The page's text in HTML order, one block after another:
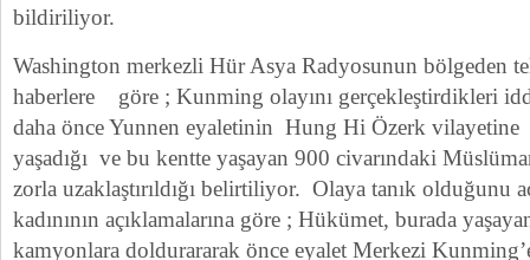
bildiriliyor.
Washington merkezli Hür Asya Radyosunun bölgeden
haberlere göre ; Kunming olayını gerçekleştirdikleri
daha önce Yunnen eyaletinin Hung Hi Özerk vilayetine
yaşadığı ve bu kentte yaşayan 900 civarındaki
zorla uzaklaştırıldığı belirtiliyor. Olaya tanık olduğunu
kadınının açıklamalarına göre ; Hükümet, burada
kamyonlara doldurararak önce eyalet Merkezi